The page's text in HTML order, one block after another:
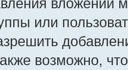
или
возможно,